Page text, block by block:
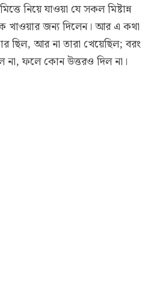
নিয়ে যাওয়া যে সকল মিষ্টান্ন
খাওয়ার জন্য দিলেন। আর এ কথা
ছিল, আর না তারা খেয়েছিল; বরং
না, ফলে কোন উত্তরও দিল না।